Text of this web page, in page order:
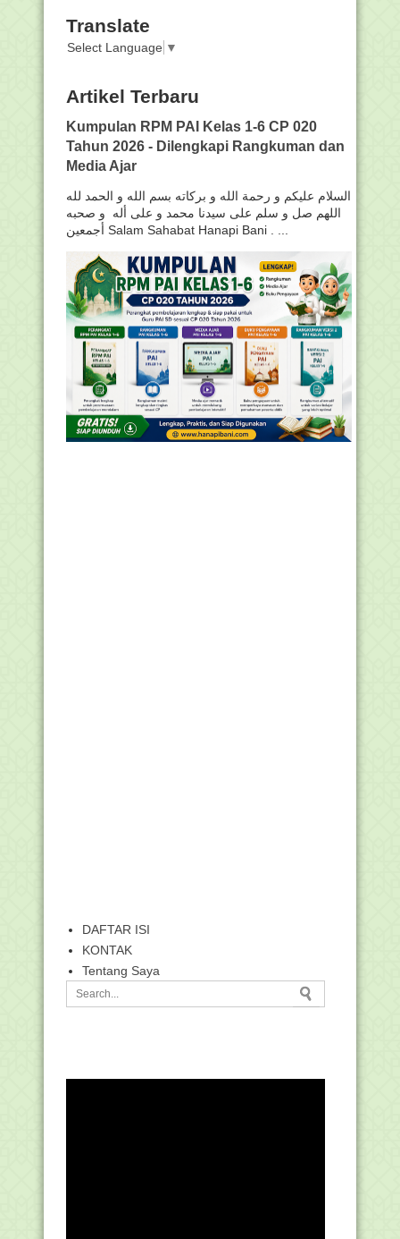
Translate
Select Language ▼
Artikel Terbaru
Kumpulan RPM PAI Kelas 1-6 CP 020
Tahun 2026 - Dilengkapi Rangkuman dan
Media Ajar
السلام عليكم و رحمة الله و بركاته بسم الله و الحمد لله
اللهم صل و سلم على سيدنا محمد و على أله و صحبه
أجمعين Salam Sahabat Hanapi Bani . ...
DAFTAR ISI
KONTAK
Tentang Saya